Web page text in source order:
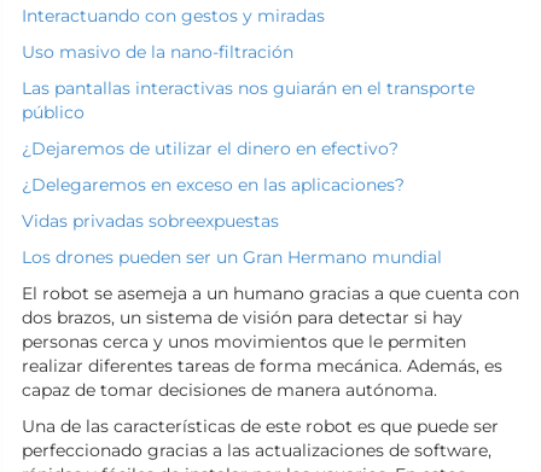
Interactuando con gestos y miradas
Uso masivo de la nano-filtración
Las pantallas interactivas nos guiarán en el transporte
público
¿Dejaremos de utilizar el dinero en efectivo?
¿Delegaremos en exceso en las aplicaciones?
Vidas privadas sobreexpuestas
Los drones pueden ser un Gran Hermano mundial
El robot se asemeja a un humano gracias a que cuenta con
dos brazos, un sistema de visión para detectar si hay
personas cerca y unos movimientos que le permiten
realizar diferentes tareas de forma mecánica. Además, es
capaz de tomar decisiones de manera autónoma.
Una de las características de este robot es que puede ser
perfeccionado gracias a las actualizaciones de software,